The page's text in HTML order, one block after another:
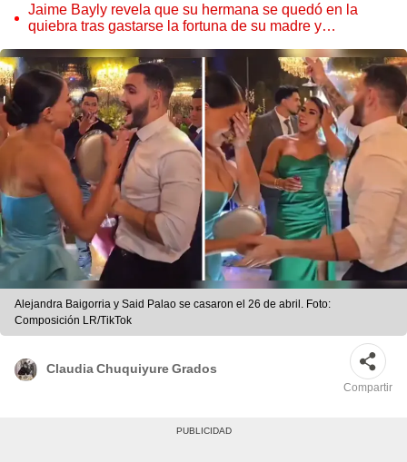
Jaime Bayly revela que su hermana se quedó en la
quiebra tras gastarse la fortuna de su madre y
Alejandra Baigorria y Said Palao se casaron el 26 de abril. Foto:
Composición LR/TikTok
Claudia Chuquiyure Grados
Compartir